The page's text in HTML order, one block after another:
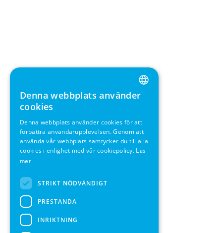
ENGLISH
SWEDISH
FRENCH
Denna webbplats använder
cookies
Denna webbplats använder cookies för att
förbättra användarupplevelsen. Genom att
använda vår webbplats samtycker du till alla
cookies i enlighet med vår cookiepolicy. Läs
mer
STRIKT NÖDVÄNDIGT
PRESTANDA
INRIKTNING